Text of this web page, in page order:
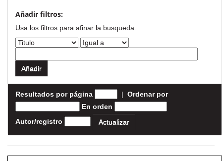
Añadir filtros:
Usa los filtros para afinar la busqueda.
Resultados por página | Ordenar por
En orden
Autor/registro